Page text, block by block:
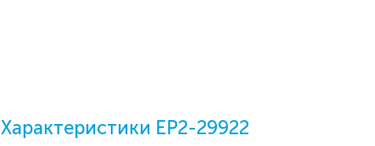
Характеристики EP2-29922